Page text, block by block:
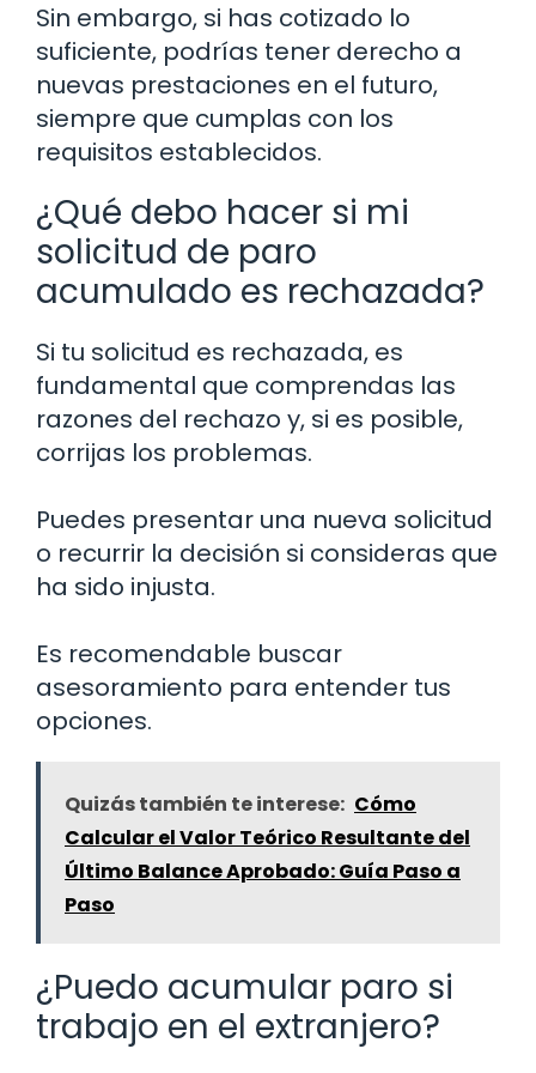
Sin embargo, si has cotizado lo
suficiente, podrías tener derecho a
nuevas prestaciones en el futuro,
siempre que cumplas con los
requisitos establecidos.
¿Qué debo hacer si mi
solicitud de paro
acumulado es rechazada?
Si tu solicitud es rechazada, es
fundamental que comprendas las
razones del rechazo y, si es posible,
corrijas los problemas.
Puedes presentar una nueva solicitud
o recurrir la decisión si consideras que
ha sido injusta.
Es recomendable buscar
asesoramiento para entender tus
opciones.
Quizás también te interese: Cómo
Calcular el Valor Teórico Resultante del
Último Balance Aprobado: Guía Paso a
Paso
¿Puedo acumular paro si
trabajo en el extranjero?